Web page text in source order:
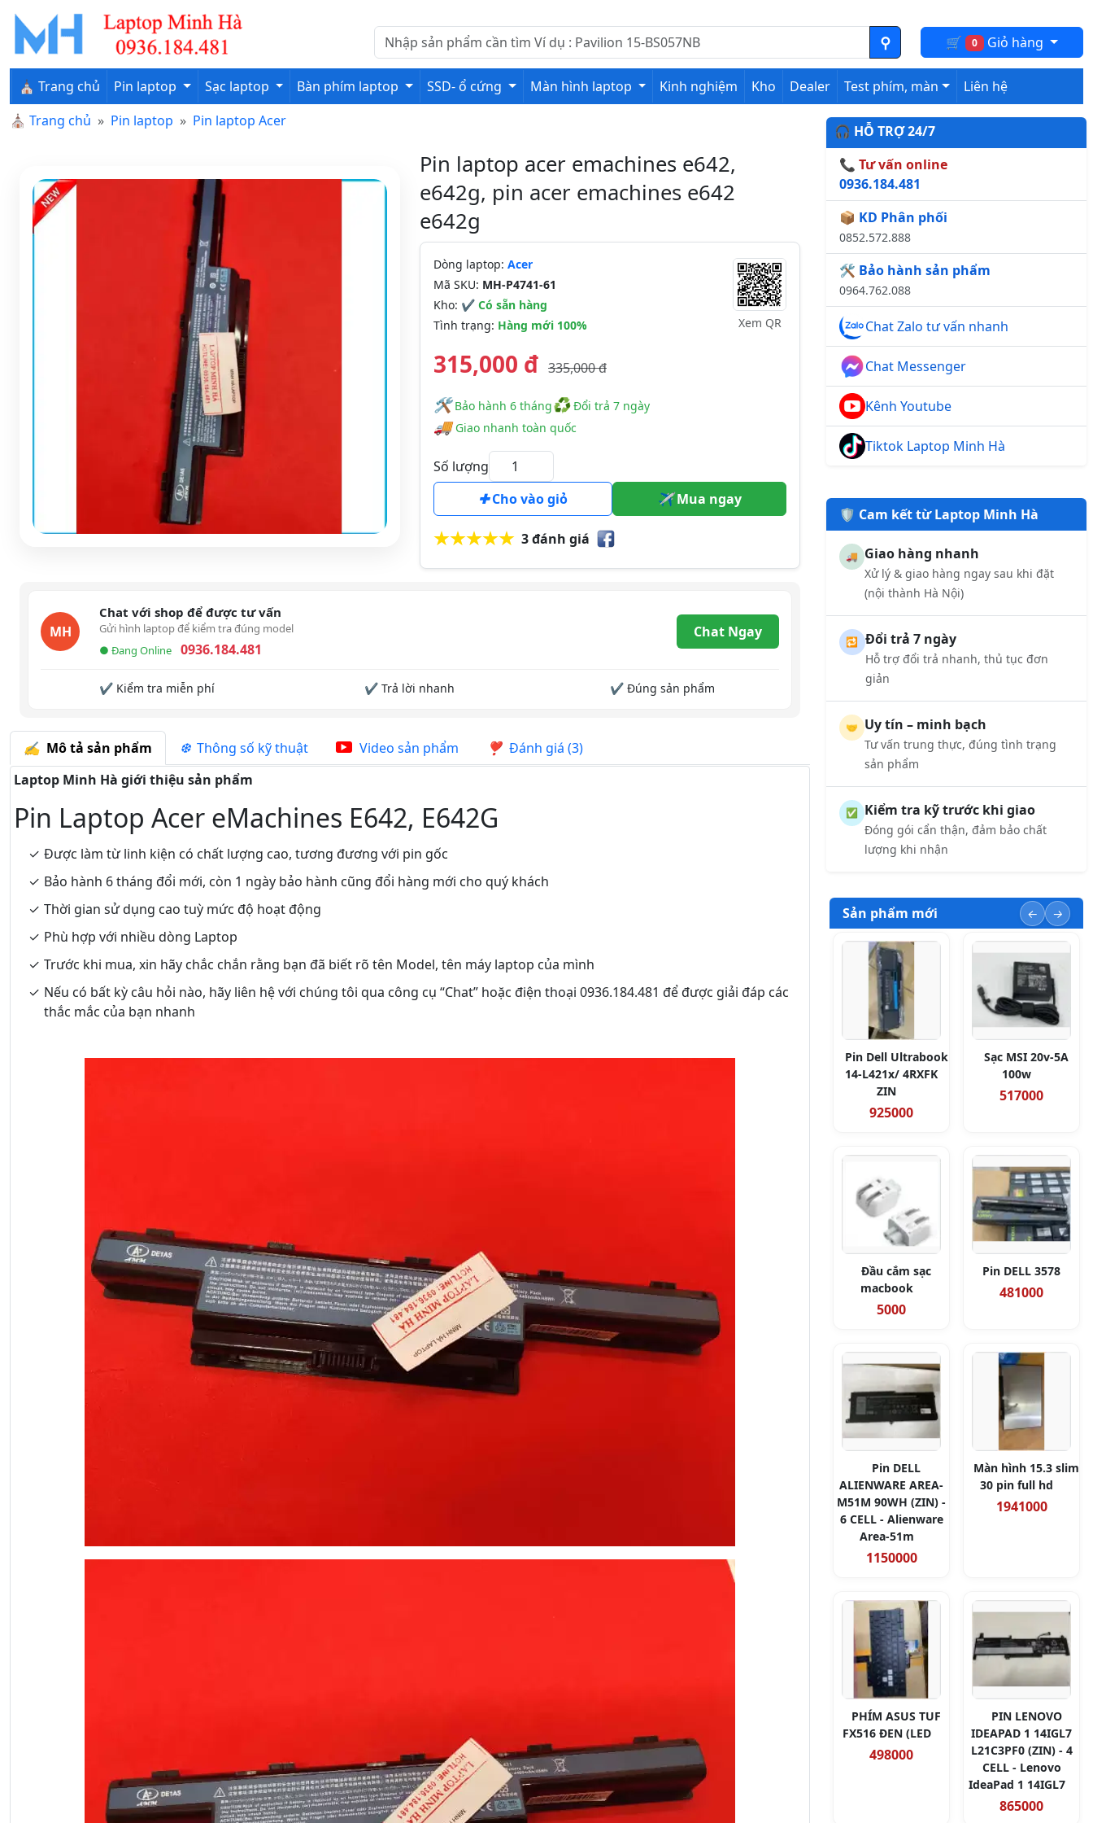
🛒 0 Giỏ hàng
⛪ Trang chủ Pin laptop Sạc laptop Bàn phím laptop SSD- ổ cứng Màn hình laptop Kinh nghiệm Kho Dealer Test phím, màn
Liên hệ
⛪ Trang chủ Pin laptop Pin laptop Acer
Pin laptop acer emachines e642,
e642g, pin acer emachines e642
e642g
Dòng laptop: Acer
Mã SKU: MH-P4741-61
Kho: ✔ Có sẵn hàng
Tình trạng: Hàng mới 100% Xem QR
315,000 đ 335,000 đ
🛠️️ Bảo hành 6 tháng♻Đổi trả 7 ngày
🚚Giao nhanh toàn quốc
Số lượng
Cho vào giỏ
Mua ngay
3 đánh giá
MH
Chat với shop để được tư vấn
Gửi hình laptop để kiểm tra đúng model
● Đang Online
0936.184.481
Chat Ngay
✔ Kiểm tra miễn phí ✔ Trả lời nhanh ✔ Đúng sản phẩm
Mô tả sản phẩm Thông số kỹ thuật Video sản phẩm
Đánh giá (3)
Laptop Minh Hà giới thiệu sản phẩm
Pin Laptop Acer eMachines E642, E642G
Được làm từ linh kiện có chất lượng cao, tương đương với pin gốc
Bảo hành 6 tháng đổi mới, còn 1 ngày bảo hành cũng đổi hàng mới cho quý khách
Thời gian sử dụng cao tuỳ mức độ hoạt động
Phù hợp với nhiều dòng Laptop
Trước khi mua, xin hãy chắc chắn rằng bạn đã biết rõ tên Model, tên máy laptop của mình
Nếu có bất kỳ câu hỏi nào, hãy liên hệ với chúng tôi qua công cụ “Chat” hoặc điện thoại 0936.184.481 để được giải đáp các
thắc mắc của bạn nhanh
🎧 HỖ TRỢ 24/7
📞 Tư vấn online
0936.184.481
📦 KD Phân phối
0852.572.888
🛠️ Bảo hành sản phẩm
0964.762.088
Chat Zalo tư vấn nhanh
Chat Messenger
Kênh Youtube
Tiktok Laptop Minh Hà
🛡️ Cam kết từ Laptop Minh Hà
🚚 Giao hàng nhanh
Xử lý & giao hàng ngay sau khi đặt
(nội thành Hà Nội)
🔁 Đổi trả 7 ngày
Hỗ trợ đổi trả nhanh, thủ tục đơn
giản
🤝 Uy tín – minh bạch
Tư vấn trung thực, đúng tình trạng
sản phẩm
✅ Kiểm tra kỹ trước khi giao
Đóng gói cẩn thận, đảm bảo chất
lượng khi nhận
Sản phẩm mới
Pin Dell Ultrabook
14-L421x/ 4RXFK
ZIN
925000
Sạc MSI 20v-5A
100w
517000
Đầu cắm sạc
macbook
5000
Pin DELL 3578
481000
Pin DELL
ALIENWARE AREA-
M51M 90WH (ZIN) -
6 CELL - Alienware
Area-51m
1150000
Màn hình 15.3 slim
30 pin full hd
1941000
PHÍM ASUS TUF
FX516 ĐEN (LED
498000
PIN LENOVO
IDEAPAD 1 14IGL7
L21C3PF0 (ZIN) - 4
CELL - Lenovo
IdeaPad 1 14IGL7
865000